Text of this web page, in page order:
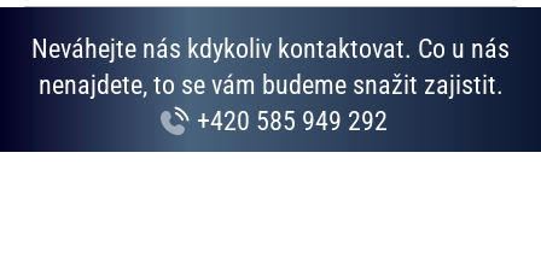
Neváhejte nás kdykoliv kontaktovat. Co u nás
nenajdete, to se vám budeme snažit zajistit.
+420 585 949 292